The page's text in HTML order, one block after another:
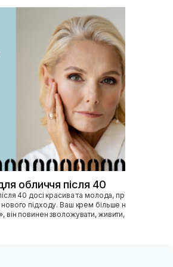
обличчя після 40
нового підходу. Ваш крем більше не може
повинен зволожувати, живити, покр...